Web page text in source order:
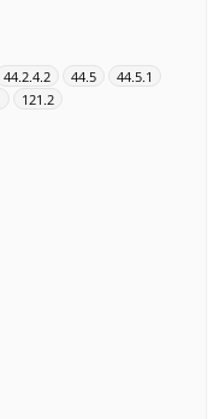
44.2.4.2 44.5
44.5.1
121.2